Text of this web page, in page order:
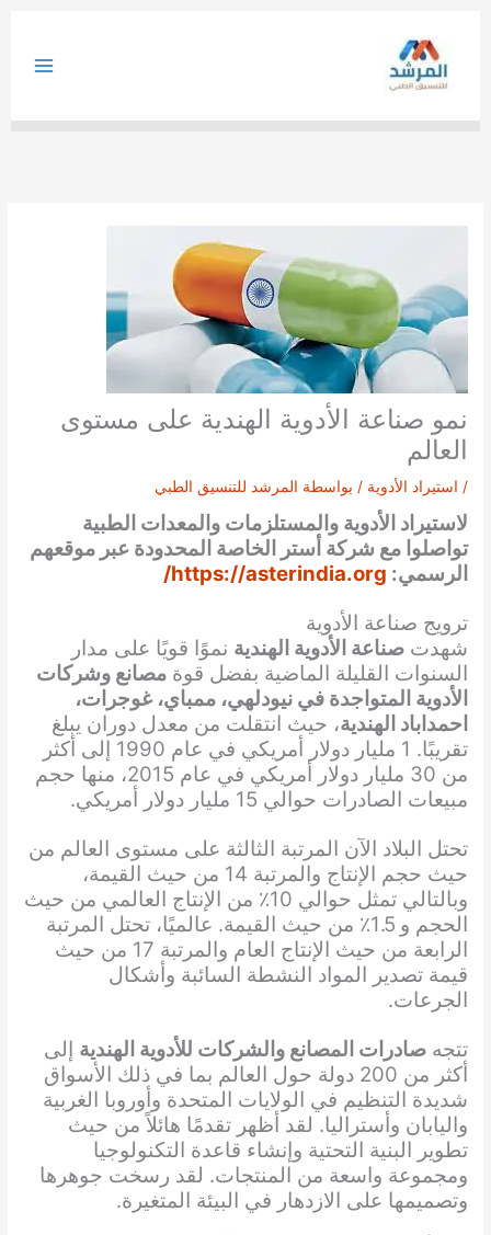
نمو صناعة الأدوية الهندية على مستوى
العالم
/ استيراد الأدوية / بواسطة المرشد للتنسيق الطبي
لاستيراد الأدوية والمستلزمات والمعدات الطبية
تواصلوا مع شركة أستر الخاصة المحدودة عبر موقعهم
الرسمي: https://asterindia.org/
ترويج صناعة الأدوية
شهدتصناعة الأدوية الهندية نموًا قويًا على مدار
السنوات القليلة الماضية بفضل قوةمصانع وشركات
الأدوية المتواجدة في نيودلهي، ممباي، غوجرات،
احمداباد الهندية، حيث انتقلت من معدل دوران يبلغ
تقريبًا. 1 مليار دولار أمريكي في عام 1990 إلى أكثر
من 30 مليار دولار أمريكي في عام 2015، منها حجم
مبيعات الصادرات حوالي 15 مليار دولار أمريكي.
تحتل البلاد الآن المرتبة الثالثة على مستوى العالم من
حيث حجم الإنتاج والمرتبة 14 من حيث القيمة،
وبالتالي تمثل حوالي 10٪ من الإنتاج العالمي من حيث
الحجم و 1.5٪ من حيث القيمة. عالميًا، تحتل المرتبة
الرابعة من حيث الإنتاج العام والمرتبة 17 من حيث
قيمة تصدير المواد النشطة السائبة وأشكال
الجرعات.
تتجهصادرات المصانع والشركات للأدوية الهندية إلى
أكثر من 200 دولة حول العالم بما في ذلك الأسواق
شديدة التنظيم في الولايات المتحدة وأوروبا الغربية
واليابان وأستراليا. لقد أظهر تقدمًا هائلاً من حيث
تطوير البنية التحتية وإنشاء قاعدة التكنولوجيا
ومجموعة واسعة من المنتجات. لقد رسخت جوهرها
وتصميمها على الازدهار في البيئة المتغيرة.